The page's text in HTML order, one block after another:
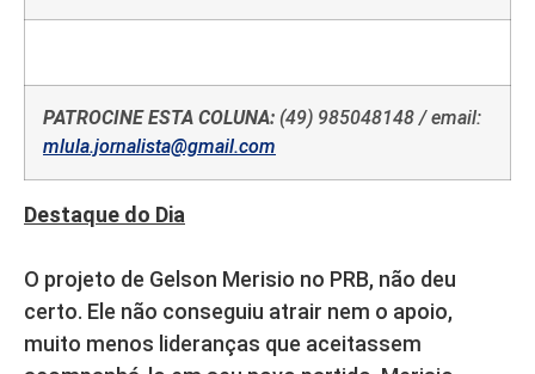
PATROCINE ESTA COLUNA: (49) 985048148 / email:
mlula.jornalista@gmail.com
Destaque do Dia
O projeto de Gelson Merisio no PRB, não deu
certo. Ele não conseguiu atrair nem o apoio,
muito menos lideranças que aceitassem